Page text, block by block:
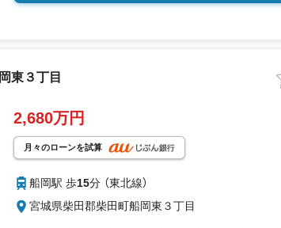
東３丁目
2,680万円
月々のローンを試算
船岡駅 歩15分 （東北線）
宮城県柴田郡柴田町船岡東３丁目